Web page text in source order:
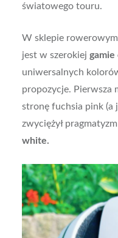
światowego touru.
W sklepie
jest w szerokiej gamie
uniwersalnych
propozycje. Pierwsza
stronę fuchsia pink (a
zwyciężył
white.